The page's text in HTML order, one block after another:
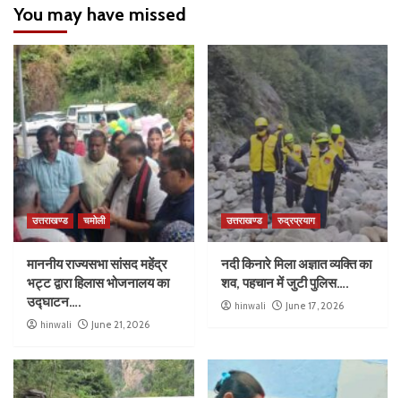
You may have missed
उत्तराखण्ड चमोली
माननीय राज्यसभा सांसद महेंद्र
भट्ट द्वारा हिलास भोजनालय का
उद्घाटन….
hinwali June 21, 2026
उत्तराखण्ड रुद्रप्रयाग
नदी किनारे मिला अज्ञात व्यक्ति का
शव, पहचान में जुटी पुलिस….
hinwali June 17, 2026